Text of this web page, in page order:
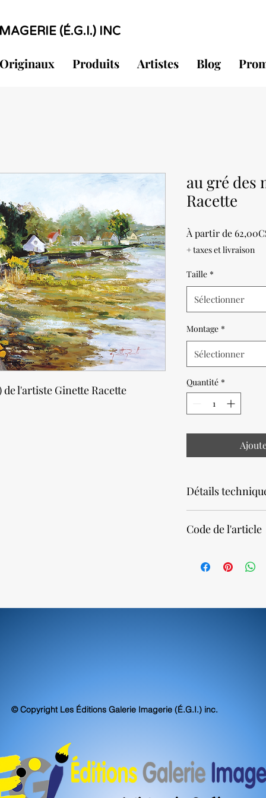
(É.G.I.) INC
Originaux Produits Artistes Blog
l'artiste Ginette Racette
au gré des
Racette
À partir de
+ taxes et livraison
Taille *
Sélectionner
Montage *
Sélectionner
Quantité *
Détails
Prévoir un délai de 2
d'archivabilité et de
Code de l'article
© Copyright Les Éditions Galerie Imagerie (É.G.I.) inc.